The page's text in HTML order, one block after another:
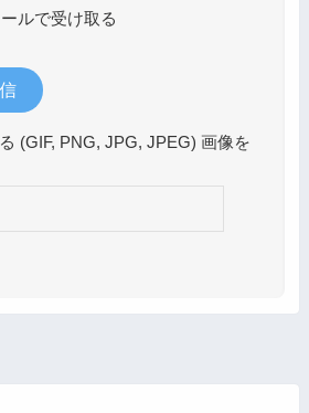
ルで受け取る
(GIF, PNG, JPG, JPEG) 画像を